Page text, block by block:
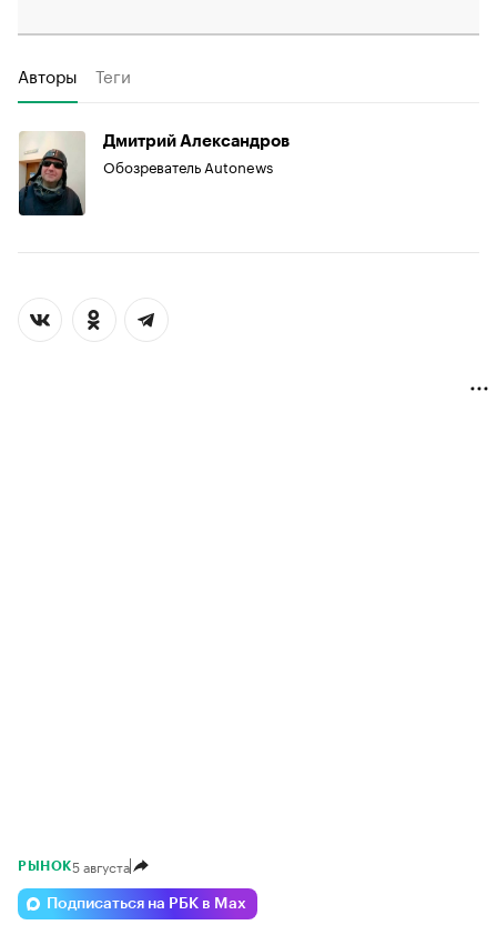
Авторы Теги
Дмитрий Александров
Обозреватель Autonews
РЫНОК5 августа
Подписаться на РБК в Max